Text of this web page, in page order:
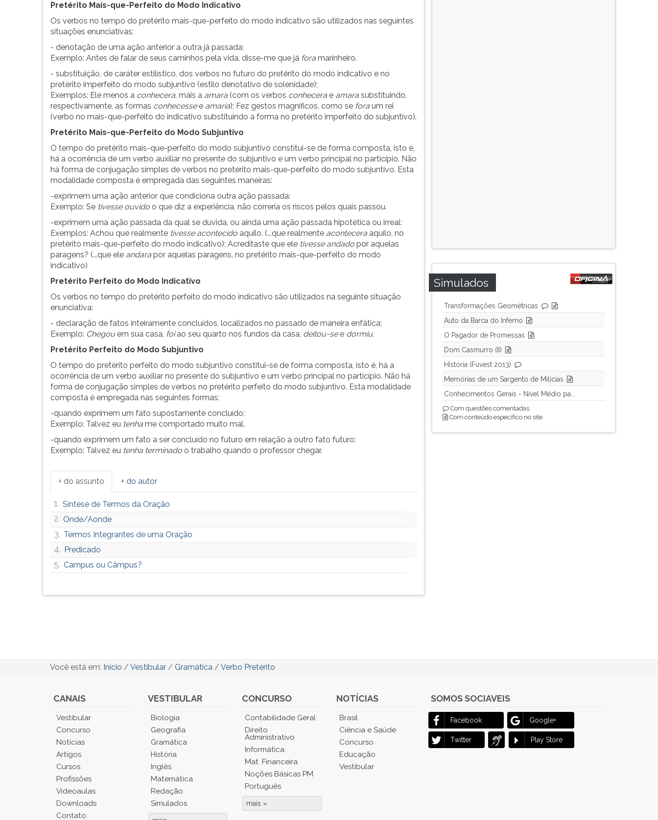
Pretérito Mais-que-Perfeito do Modo Indicativo
Os verbos no tempo do pretérito mais-que-perfeito do modo indicativo são utilizados nas seguintes
situações enunciativas:
- denotação de uma ação anterior a outra já passada;
Exemplo: Antes de falar de seus caminhos pela vida, disse-me que já fora marinheiro.
- substituição, de caráter estilístico, dos verbos no futuro do pretérito do modo indicativo e no
pretérito imperfeito do modo subjuntivo (estilo denotativo de solenidade);
Exemplos: Ele menos a conhecera, mais a amara (com os verbos conhecera e amara substituindo,
respectivamente, as formas conhecessee amaria); Fez gestos magníficos, como se fora um rei
(verbo no mais-que-perfeito do indicativo substituindo a forma no pretérito imperfeito do subjuntivo).
Pretérito Mais-que-Perfeito do Modo Subjuntivo
O tempo do pretérito mais-que-perfeito do modo subjuntivo constitui-se de forma composta, isto é,
há a ocorrência de um verbo auxiliar no presente do subjuntivo e um verbo principal no particípio. Não
há forma de conjugação simples de verbos no pretérito mais-que-perfeito do modo subjuntivo. Esta
modalidade composta é empregada das seguintes maneiras:
-exprimem uma ação anterior que condiciona outra ação passada:
Exemplo: Se tivesse ouvido o que diz a experiência, não correria os riscos pelos quais passou.
-exprimem uma ação passada da qual se duvida, ou ainda uma ação passada hipotética ou irreal:
Exemplos: Achou que realmente tivesse acontecido aquilo. (...que realmente acontecera aquilo, no
pretérito mais-que-perfeito do modo indicativo); Acreditaste que ele tivesse andado por aquelas
paragens? (...que ele andara por aquelas paragens, no pretérito mais-que-perfeito do modo
indicativo)
Pretérito Perfeito do Modo Indicativo
Os verbos no tempo do pretérito perfeito do modo indicativo são utilizados na seguinte situação
enunciativa:
- declaração de fatos inteiramente concluídos, localizados no passado de maneira enfática;
Exemplo: Chegou em sua casa, foiao seu quarto nos fundos da casa, deitou-see dormiu.
Pretérito Perfeito do Modo Subjuntivo
O tempo do pretérito perfeito do modo subjuntivo constitui-se de forma composta, isto é, há a
ocorrência de um verbo auxiliar no presente do subjuntivo e um verbo principal no particípio. Não há
forma de conjugação simples de verbos no pretérito perfeito do modo subjuntivo. Esta modalidade
composta é empregada nas seguintes formas:
-quando exprimem um fato supostamente concluído:
Exemplo: Talvez eu tenha me comportado muito mal.
-quando exprimem um fato a ser concluído no futuro em relação a outro fato futuro:
Exemplo: Talvez eu tenha terminado o trabalho quando o professor chegar.
+ do assunto + do autor
1. Síntese de Termos da Oração
2. Onde/Aonde
3. Termos Integrantes de uma Oração
4. Predicado
5. Campus ou Câmpus?
Simulados
Transformações Geométricas
Auto da Barca do Inferno
O Pagador de Promessas
Dom Casmurro (II)
História (Fuvest 2013)
Memórias de um Sargento de Milícias
Conhecimentos Gerais - Nível Médio pa...
Com questões comentadas.
Com conteúdo específico no site.
Você está em: Início / Vestibular / Gramática / Verbo Pretérito
CANAIS
Você
está
Menu
Principal.
Pressione
TAB
e
depois
Vestibular
Concurso
Notícias
Artigos
Cursos
Profissões
Videoaulas
Downloads
Contato
VESTIBULAR
Biologia
Geografia
Gramática
História
Inglês
Matemática
Redação
Simulados
CONCURSO
Contabilidade Geral
Direito
Administrativo
Informática
Mat. Financeira
Noções Básicas PM
Português
mais »
NOTÍCIAS
Brasil
Ciência e Saúde
Concurso
Educação
Vestibular
SOMOS SOCIAVEIS
Facebook Google+
Twitter Play Store